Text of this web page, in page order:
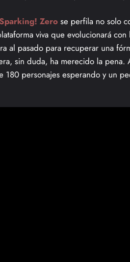
Zero se perfila no solo
viva que evolucionará
al pasado para recuperar una
sin duda, ha merecido la
180 personajes esperando y un